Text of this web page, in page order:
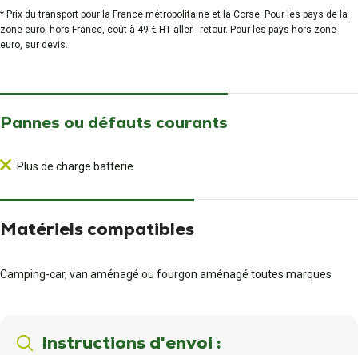
* Prix du transport pour la France métropolitaine et la Corse. Pour les pays de la
zone euro, hors France, coût à 49 € HT aller - retour. Pour les pays hors zone
euro, sur devis.
Pannes ou défauts courants
Plus de charge batterie
Matériels compatibles
Camping-car, van aménagé ou fourgon aménagé toutes marques
Instructions d'envoi :